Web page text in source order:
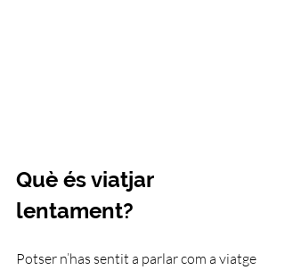
Què és viatjar
lentament?
Potser n’has sentit a parlar com a viatge